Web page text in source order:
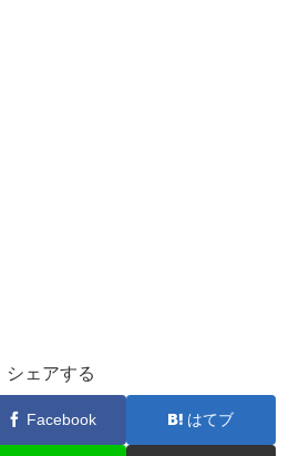
シェアする
Facebook はてブ